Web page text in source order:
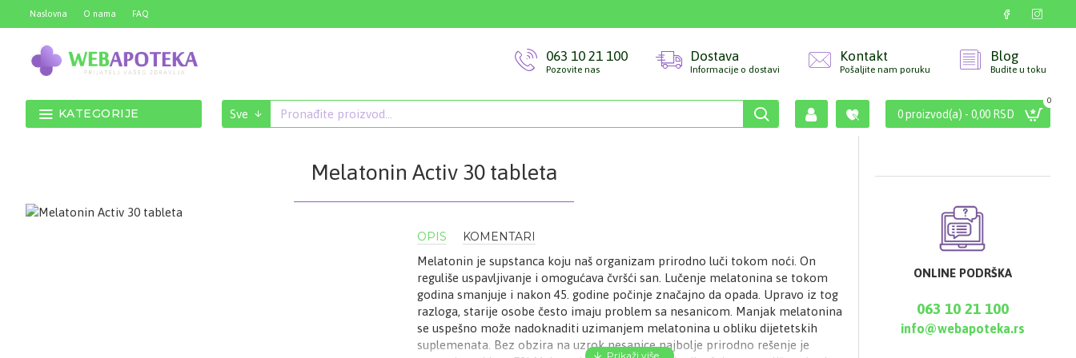
Naslovna O nama FAQ
063 10 21 100
Pozovite nas
Dostava
Informacije o dostavi
Kontakt
Pošaljite nam poruku
Blog
Budite u toku
KATEGORIJE Sve 0 proizvod(a) - 0,00 RSD
0
Melatonin Activ 30 tableta
OPIS KOMENTARI
Melatonin je supstanca koju naš organizam prirodno luči tokom noći. On
reguliše uspavljivanje i omogućava čvršći san. Lučenje melatonina se tokom
godina smanjuje i nakon 45. godine počinje značajno da opada. Upravo iz tog
razloga, starije osobe često imaju problem sa nesanicom. Manjak melatonina
se uspešno može nadoknaditi uzimanjem melatonina u obliku dijetetskih
suplemenata. Bez obzira na uzrok nesanice najbolje prirodno rešenje je
ONLINE PODRŠKA
063 10 21 100
info@webapoteka.rs